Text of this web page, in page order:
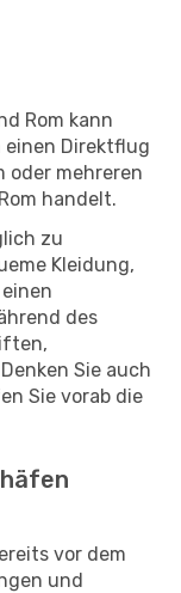
Rom kann
einen Direktflug
oder mehreren
handelt.
zu
Kleidung,
des
Sie auch
Sie vorab die
vor dem
und